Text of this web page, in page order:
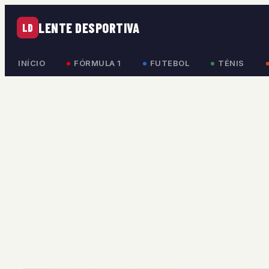
LD LENTE DESPORTIVA
INÍCIO FÓRMULA 1 FUTEBOL TÉNIS